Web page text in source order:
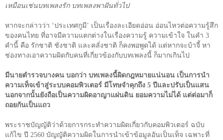
เหมือนเช่นบทเพลงรัก บทเพลงพาฝันทั่วไป
หากจะกล่าวว่า ‘ประเทศกูมี’ เป็นเรื่องละเอียดอ่อน อ่อนไหวต่อความรู้สึก
ของคนไทย ที่อาจมีความแตกต่างในเรื่องความรู้ ความเข้าใจ ในคำ 3
คำนี้ คือ รักชาติ ชังชาติ และคลั่งชาติ ก็คงพอพูดได้ แต่หากจะบ้าจี้ หา
ช่องทางเอาความผิดกับคนที่เกี่ยวข้องกับบทเพลงนี้ ก็มากเกินไป
มีนายตำรวจบางคน บอกว่า บทเพลงนี้ผิดกฎหมายแน่นอน เป็นการนำ
ความเท็จเข้าสู่ระบบคอมพิวเตอร์ มีโทษจำคุกถึง 5 ปีและปรับเป็นแสน
นอกจากนั้นยังถือเป็นความผิดอาญาแผ่นดิน ยอมความไม่ได้ แต่ต่อมาก็
ถอยกันเป็นแถว
พระราชบัญญัติว่าด้วยการกระทำความผิดเกี่ยวกับคอมพิวเตอร์ ฉบับ
แก้ไข ปี 2560 บัญญัติความผิดในการนำเข้าข้อมูลอันเป็นเท็จ เฉพาะที่